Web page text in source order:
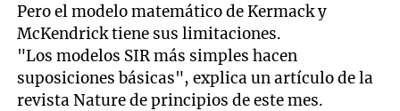
Pero el modelo matemático de Kermack y
McKendrick tiene sus limitaciones.
"Los modelos SIR más simples hacen
suposiciones básicas", explica un artículo de la
revista Nature de principios de este mes.